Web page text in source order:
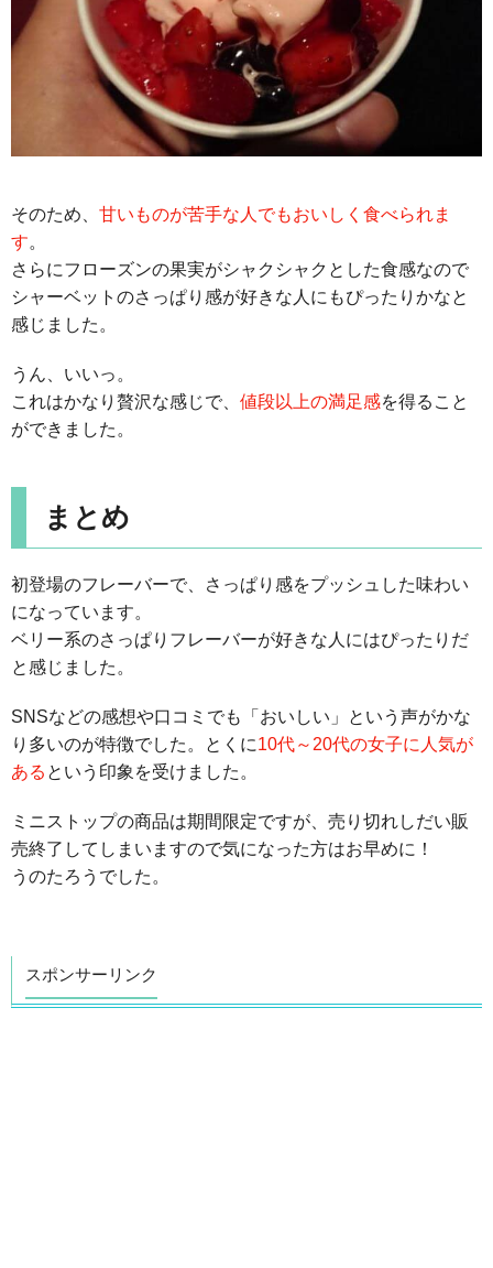
そのため、 甘いものが苦手な人でもおいしく食べられま
す。
さらにフローズンの果実がシャクシャクとした食感なので
シャーベットのさっぱり感が好きな人にもぴったりかなと
感じました。
うん、いいっ。
これはかなり贅沢な感じで、 値段以上の満足感を得ること
ができました。
まとめ
初登場のフレーバーで、さっぱり感をプッシュした味わい
になっています。
ベリー系のさっぱりフレーバーが好きな人にはぴったりだ
と感じました。
SNSなどの感想や口コミでも「おいしい」という声がかな
り多いのが特徴でした。とくに10代～20代の女子に人気が
ある という印象を受けました。
ミニストップの商品は期間限定ですが、売り切れしだい販
売終了してしまいますので気になった方はお早めに！
うのたろうでした。
スポンサーリンク